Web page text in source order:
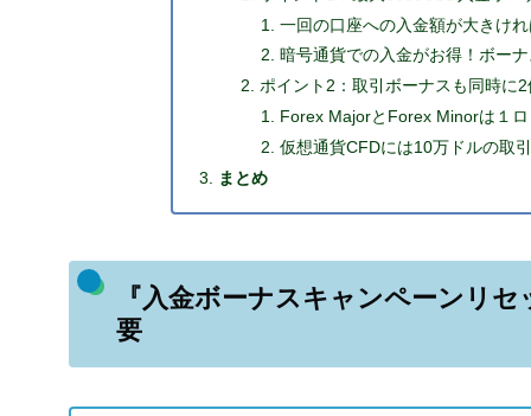
一回の口座への入金額が大きけ
暗号通貨での入金がお得！ボー
ポイント2：取引ボーナスも同時に
Forex MajorとForex Minorは１
仮想通貨CFDには10万ドルの取
まとめ
『入金ボーナスキャンペーンリ
要